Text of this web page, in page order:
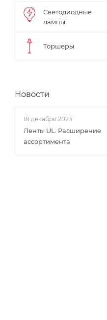
Светодиодные
лампы
Торшеры
Новости
18 декабря 2023
Ленты UL. Расширение
ассортимента